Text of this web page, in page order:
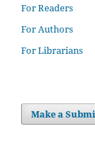
For Readers
For Authors
For Librarians
Make a